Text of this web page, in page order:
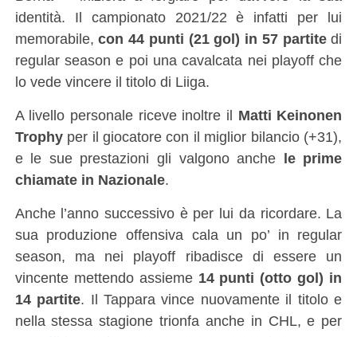
identità. Il campionato 2021/22 è infatti per lui
memorabile,con 44 punti (21 gol) in 57 partitedi
regular season e poi una cavalcata nei playoff che
lo vede vincere il titolo di Liiga.
A livello personale riceve inoltre il Matti Keinonen
Trophyper il giocatore con il miglior bilancio (+31),
e le sue prestazioni gli valgono anche le prime
chiamate in Nazionale.
Anche l’anno successivo è per lui da ricordare. La
sua produzione offensiva cala un po’ in regular
season, ma nei playoff ribadisce di essere un
vincente mettendo assieme 14 punti (otto gol) in
14 partite. Il Tappara vince nuovamente il titolo e
nella stessa stagione trionfa anche in CHL, e per